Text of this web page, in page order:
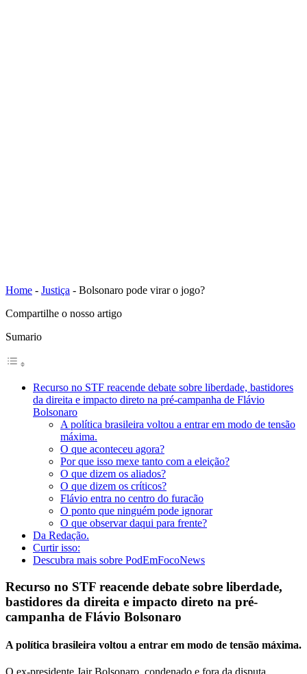
Home - Justiça - Bolsonaro pode virar o jogo?
Compartilhe o nosso artigo
Sumario
Recurso no STF reacende debate sobre liberdade, bastidores
da direita e impacto direto na pré-campanha de Flávio
Bolsonaro
A política brasileira voltou a entrar em modo de tensão
máxima.
O que aconteceu agora?
Por que isso mexe tanto com a eleição?
O que dizem os aliados?
O que dizem os críticos?
Flávio entra no centro do furacão
O ponto que ninguém pode ignorar
O que observar daqui para frente?
Da Redação.
Curtir isso:
Descubra mais sobre PodEmFocoNews
Recurso no STF reacende debate sobre liberdade,
bastidores da direita e impacto direto na pré-
campanha de Flávio Bolsonaro
A política brasileira voltou a entrar em modo de tensão máxima.